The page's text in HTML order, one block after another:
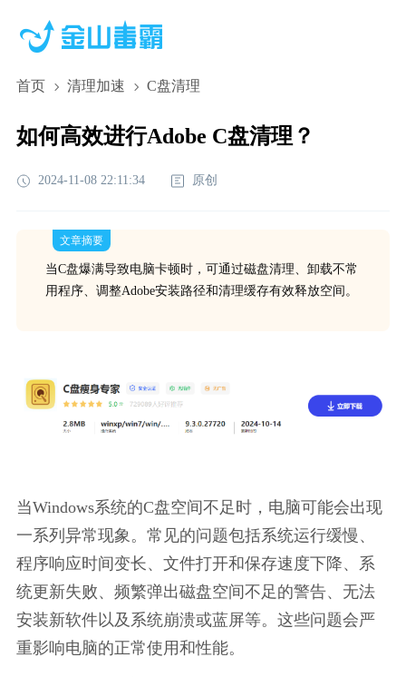
首页 清理加速 C盘清理
如何高效进行Adobe C盘清理？
2024-11-08 22:11:34 原创
文章摘要
当C盘爆满导致电脑卡顿时，可通过磁盘清理、卸载不常
用程序、调整Adobe安装路径和清理缓存有效释放空间。
当Windows系统的C盘空间不足时，电脑可能会出现
一系列异常现象。常见的问题包括系统运行缓慢、
程序响应时间变长、文件打开和保存速度下降、系
统更新失败、频繁弹出磁盘空间不足的警告、无法
安装新软件以及系统崩溃或蓝屏等。这些问题会严
重影响电脑的正常使用和性能。